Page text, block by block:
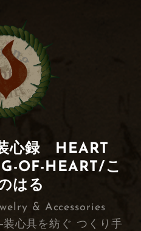
心録 HEART
OF-HEART/こ
はる
& Accessories
心具を紡ぐ つくり手